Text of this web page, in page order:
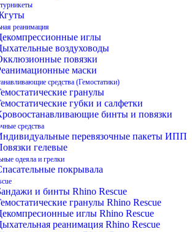
реанимация
иглы
воздуховоды
повязки
маски
средства (Гемостатики)
гранулы
губки и салфетки
бинты и повязки
средства
перевязочные пакеты ИПП
гелевые
одеяла и грелки
покрывала
и бинты Rhino Rescue
гранулы Rhino Rescue
иглы Rhino Rescue
реанимация Rhino Rescue